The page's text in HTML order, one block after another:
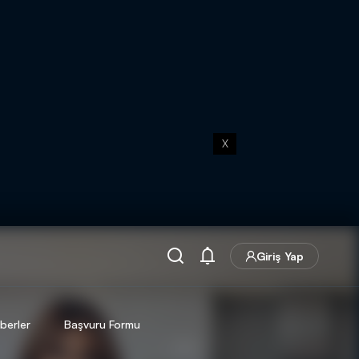
X
Giriş Yap
Başvuru Formu